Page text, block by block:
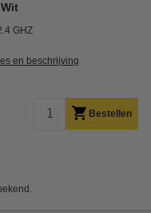
GHZ
en beschrijving
Bestellen